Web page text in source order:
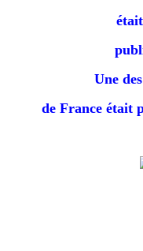
Une
de France était